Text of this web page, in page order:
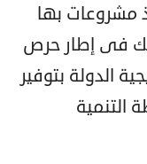
مشروعات بها
فى إطار حرص
الدولة بتوفير